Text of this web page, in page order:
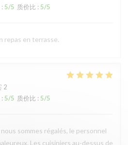
: 5/5 质价比 : 5/5
repas en terrasse.
2
:5/5 质价比 : 5/5
sommes régalés, le personnel
Les cuisiniers au-dessus de